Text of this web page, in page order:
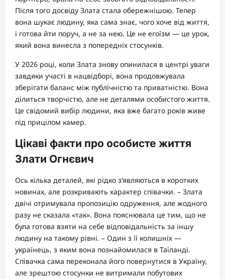
Після того досвіду Злата стала обережнішою. Тепер
вона шукає людину, яка сама знає, чого хоче від життя,
і готова йти поруч, а не за нею. Це не егоїзм — це урок,
який вона винесла з попередніх стосунків.
У 2026 році, коли Злата знову опинилася в центрі уваги
завдяки участі в нацвідборі, вона продовжувала
зберігати баланс між публічністю та приватністю. Вона
ділиться творчістю, але не деталями особистого життя.
Це свідомий вибір людини, яка вже багато років живе
під прицілом камер.
Цікаві факти про особисте життя
Злати Огнєвич
Ось кілька деталей, які рідко з’являються в коротких
новинах, але розкривають характер співачки. – Злата
двічі отримувала пропозицію одруження, але жодного
разу не сказала «так». Вона пояснювала це тим, що не
була готова взяти на себе відповідальність за іншу
людину на такому рівні. – Один з її колишніх —
українець, з яким вона познайомилася в Таїланді.
Співачка сама переконала його повернутися в Україну,
але зрештою стосунки не витримали побутових